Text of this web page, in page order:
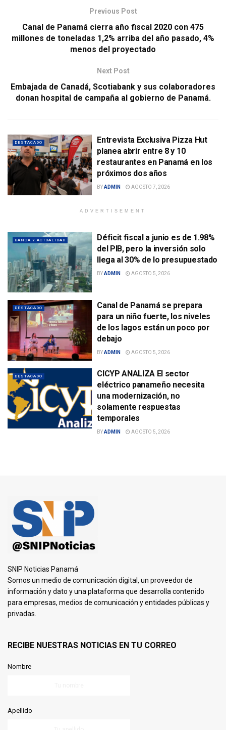
Previous Post
Canal de Panamá cierra año fiscal 2020 con 475
millones de toneladas 1,2% arriba del año pasado, 4%
menos del proyectado
Next Post
Embajada de Canadá, Scotiabank y sus colaboradores
donan hospital de campaña al gobierno de Panamá.
DESTACADO
Entrevista Exclusiva Pizza Hut
planea abrir entre 8 y 10
restaurantes en Panamá en los
próximos dos años
BYADMIN AGOSTO 7, 2026
ADVERTISEMENT
BANCA Y ACTUALIDAD
Déficit fiscal a junio es de 1.98%
del PIB, pero la inversión solo
llega al 30% de lo presupuestado
BYADMIN AGOSTO 5, 2026
DESTACADO
Canal de Panamá se prepara
para un niño fuerte, los niveles
de los lagos están un poco por
debajo
BYADMIN AGOSTO 5, 2026
DESTACADO
CICYP ANALIZA El sector
eléctrico panameño necesita
una modernización, no
solamente respuestas
temporales
BYADMIN AGOSTO 5, 2026
SNIP Noticias Panamá
Somos un medio de comunicación digital, un proveedor de
información y dato y una plataforma que desarrolla contenido
para empresas, medios de comunicación y entidades públicas y
privadas.
RECIBE NUESTRAS NOTICIAS EN TU CORREO
Nombre
Apellido